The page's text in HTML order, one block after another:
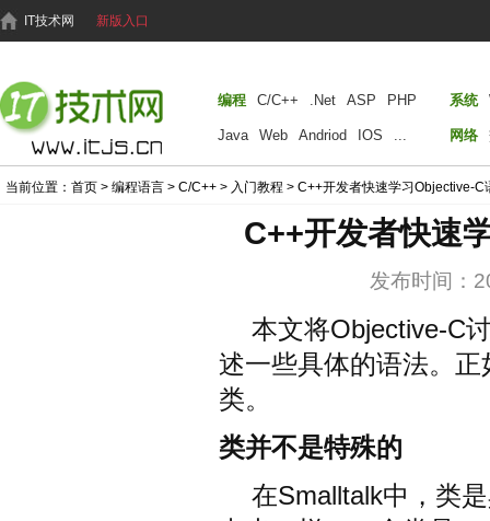
IT技术网 新版入口
编程 C/C++ .Net ASP PHP
Java Web Andriod IOS ...
系统
网络
当前位置： 首页 > 编程语言 > C/C++ > 入门教程 > C++开发者快速学习Objective-C
C++开发者快速
发布时间：
本文将Objective-C
述一些具体的语法。
类。
类并不是特殊的
在Smalltalk中，类